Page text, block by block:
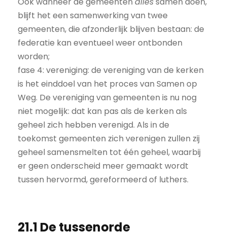
blijft het een samenwerking van twee
gemeenten, die afzonderlijk blijven bestaan: de
federatie kan eventueel weer ontbonden
worden;
fase 4: vereniging: de vereniging van de kerken
is het einddoel van het proces van Samen op
Weg. De vereniging van gemeenten is nu nog
niet mogelijk: dat kan pas als de kerken als
geheel zich hebben verenigd. Als in de
toekomst gemeenten zich verenigen zullen zij
geheel samensmelten tot één geheel, waarbij
er geen onderscheid meer gemaakt wordt
tussen hervormd, gereformeerd of luthers.
21.1 De tussenorde